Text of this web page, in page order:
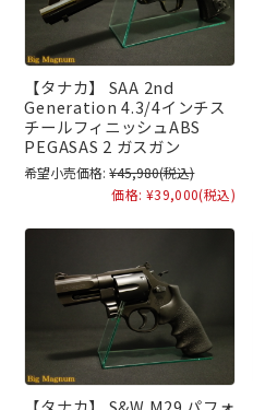
【タナカ】 SAA 2nd
Generation 4.3/4インチス
チールフィニッシュABS
PEGASAS 2 ガスガン
希望小売価格: ¥45,980(税込)
価格: ¥39,000(税込)